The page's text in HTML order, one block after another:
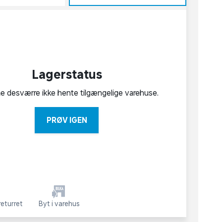
Lagerstatus
desværre ikke hente tilgængelige varehuse.
PRØV IGEN
Byt i varehus